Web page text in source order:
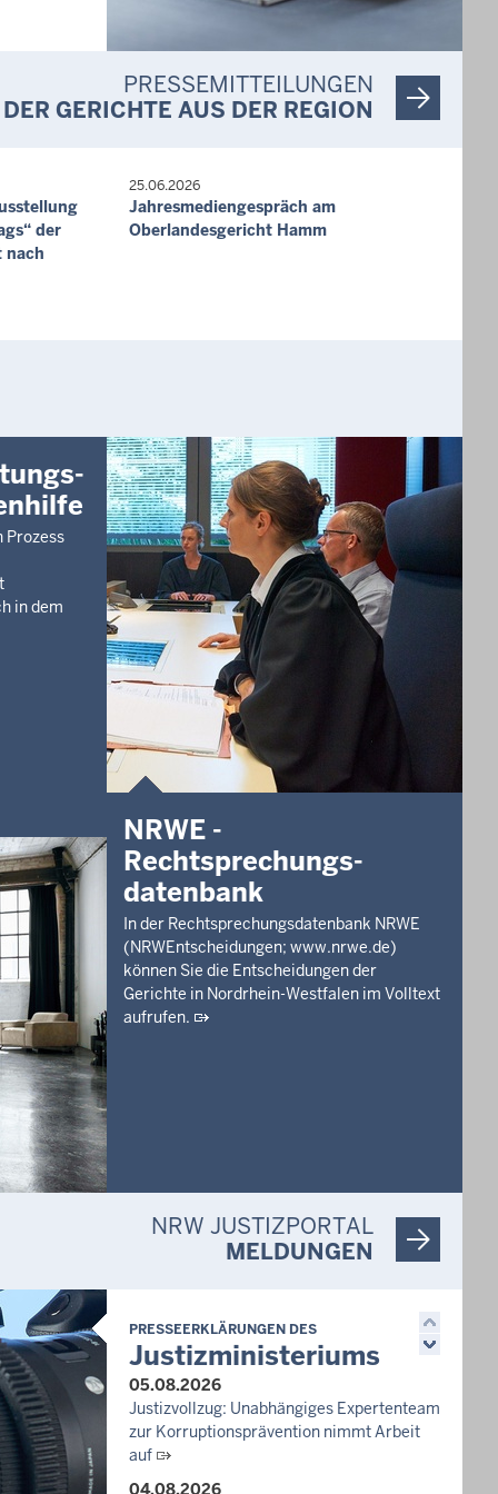
PRESSEMITTEILUNGEN
DER GERICHTE AUS DER REGION
der
nach
25.06.2026
Jahresmediengespräch am
Oberlandesgericht Hamm
Prozess
in dem
NRWE -
Rechtsprechungs­
datenbank
In der Rechtsprechungsdatenbank NRWE
(NRWEntscheidungen; www.nrwe.de)
können Sie die Entscheidungen der
Gerichte in Nordrhein-Westfalen im Volltext
aufrufen.
NRW JUSTIZPORTAL
MELDUNGEN
PRESSEERKLÄRUNGEN DES
Justizministeriums
05.08.2026
Justizvollzug: Unabhängiges Expertenteam
zur Korruptionsprävention nimmt Arbeit
auf
04.08.2026